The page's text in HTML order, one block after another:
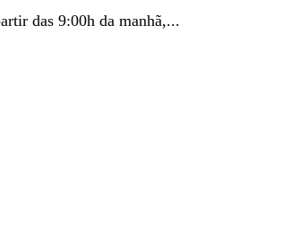
das 9:00h da manhã,...